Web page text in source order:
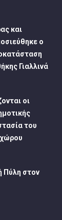
και
ο
Γιαλλινά
οι
του
Πύλη στον